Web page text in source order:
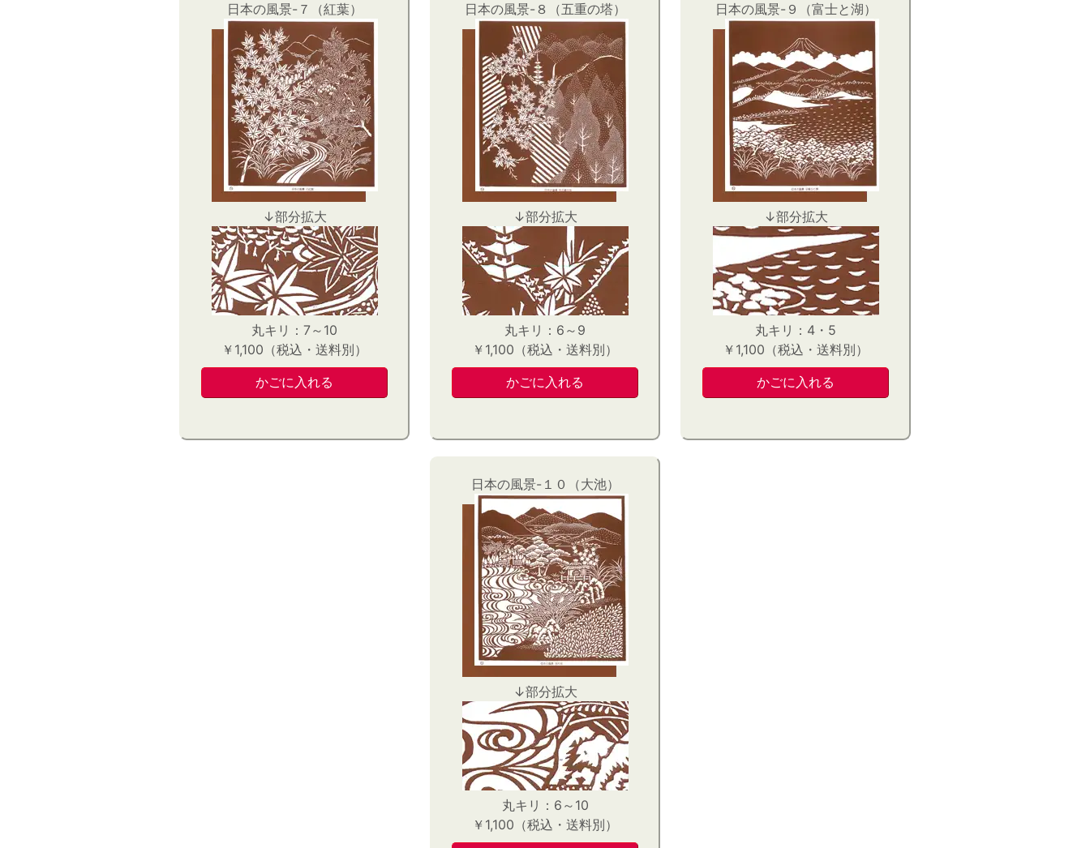
日本の風景-７（紅葉）
↓部分拡大
丸キリ：7～10
￥1,100（税込・送料別）
日本の風景-８（五重の塔）
↓部分拡大
丸キリ：6～9
￥1,100（税込・送料別）
日本の風景-９（富士と湖）
↓部分拡大
丸キリ：4・5
￥1,100（税込・送料別）
日本の風景-１０（大池）
↓部分拡大
丸キリ：6～10
￥1,100（税込・送料別）